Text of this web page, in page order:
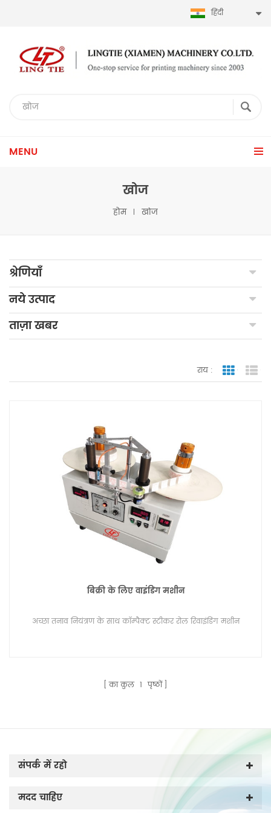
हिंदी
MENU
खोज
होम खोज
श्रेणियाँ
नये उत्पाद
ताज़ा खबर
राय : जाली
बिक्री के लिए वाइंडिंग मशीन
अच्छा तनाव नियंत्रण के साथ कॉम्पैक्ट स्टीकर रोल रिवाइंडिंग मशीन
का कुल 1 पृष्ठों
संपर्क में रहो
मदद चाहिए